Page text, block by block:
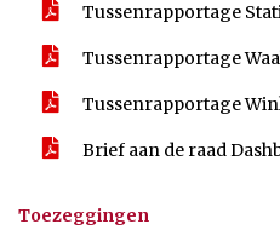
Tussenrapportage
Tussenrapportage
Tussenrapportage
Brief aan de raad
Toezeggingen